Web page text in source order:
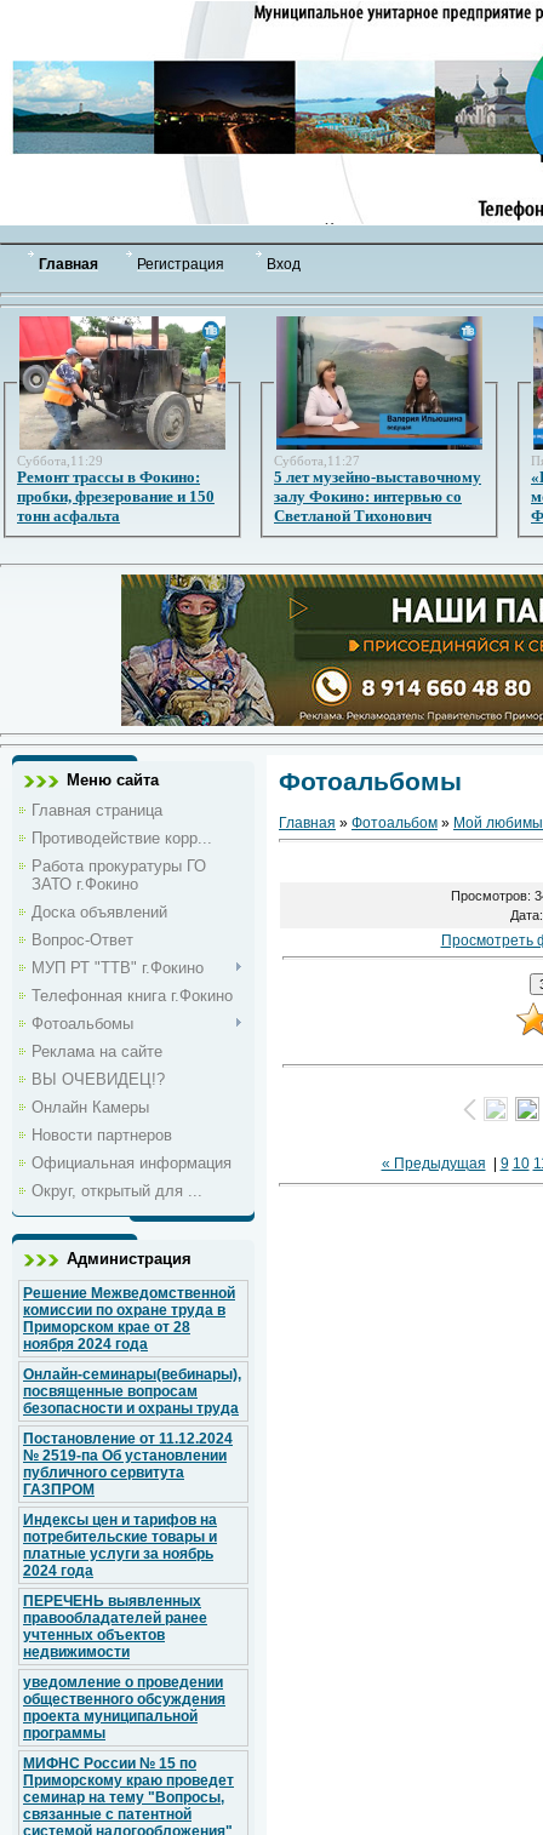
Главная Регистрация Вход
Суббота,11:29
Ремонт трассы в Фокино:
пробки, фрезерование и 150
тонн асфальта
Суббота,11:27
5 лет музейно-выставочному
залу Фокино: интервью со
Светланой Тихонович
Меню сайта
Главная страница
Противодействие корр...
Работа прокуратуры ГО
ЗАТО г.Фокино
Доска объявлений
Вопрос-Ответ
МУП РТ "ТТВ" г.Фокино
Телефонная книга г.Фокино
Фотоальбомы
Реклама на сайте
ВЫ ОЧЕВИДЕЦ!?
Онлайн Камеры
Новости партнеров
Официальная информация
Округ, открытый для ...
Администрация
Решение Межведомственной
комиссии по охране труда в
Приморском крае от 28
ноября 2024 года
Онлайн-семинары(вебинары),
посвященные вопросам
безопасности и охраны труда
Постановление от 11.12.2024
№ 2519-па Об установлении
публичного сервитута
ГАЗПРОМ
Индексы цен и тарифов на
потребительские товары и
платные услуги за ноябрь
2024 года
ПЕРЕЧЕНЬ выявленных
правообладателей ранее
учтенных объектов
недвижимости
уведомление о проведении
общественного обсуждения
проекта муниципальной
программы
МИФНС России № 15 по
Приморскому краю проведет
семинар на тему "Вопросы,
связанные с патентной
системой налогообложения"
Фотоальбомы
Главная » Фотоальбом » Мой
Просмотров:
Дата
Просмотреть
« Предыдущая 9 10